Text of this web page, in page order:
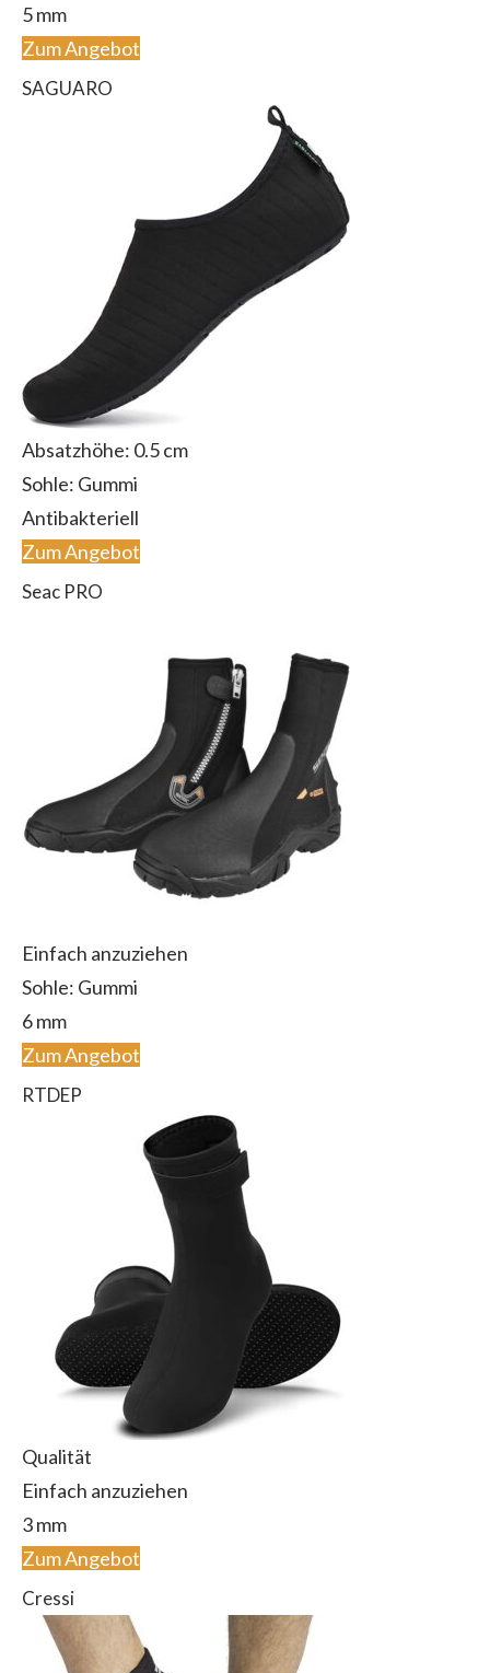
5 mm
Zum Angebot
SAGUARO
Absatzhöhe: 0.5 cm
Sohle: Gummi
Antibakteriell
Zum Angebot
Seac PRO
Einfach anzuziehen
Sohle: Gummi
6 mm
Zum Angebot
RTDEP
Qualität
Einfach anzuziehen
3 mm
Zum Angebot
Cressi